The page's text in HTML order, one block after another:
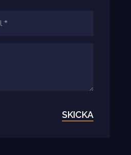
SKICKA